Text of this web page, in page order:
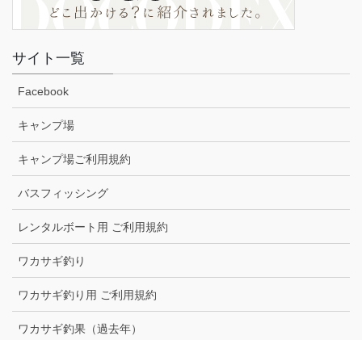
サイト一覧
Facebook
キャンプ場
キャンプ場ご利用規約
バスフィッシング
レンタルボート用 ご利用規約
ワカサギ釣り
ワカサギ釣り用 ご利用規約
ワカサギ釣果（過去年）